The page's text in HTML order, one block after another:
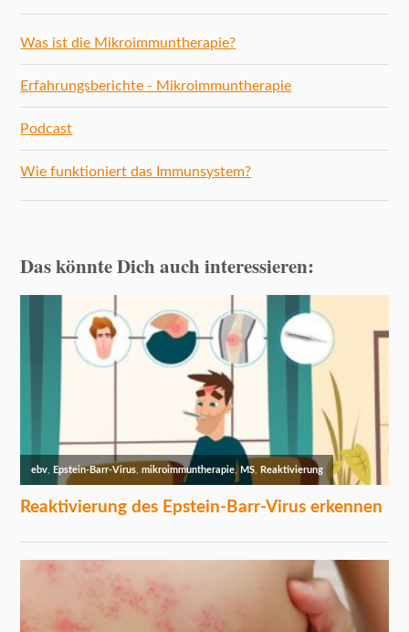
Was ist die Mikroimmuntherapie?
Erfahrungsberichte - Mikroimmuntherapie
Podcast
Wie funktioniert das Immunsystem?
Das könnte Dich auch interessieren: